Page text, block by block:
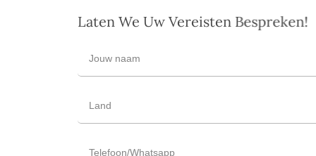
Laten We Uw Vereisten Bespreken!